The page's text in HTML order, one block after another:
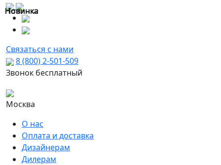
Связаться с нами
8 (800) 2-501-509
Звонок бесплатный
Москва
О нас
Оплата и доставка
Дизайнерам
Дилерам
Новинка
Новинка
Новинка
Новинка
Новинка
Новинка
Новинка
Новинка
Новинка
Новинка
Новинка
Новинка
Новинка
Новинка
Новинка
Новинка